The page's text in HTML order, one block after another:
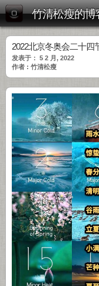
竹清松瘦的博
2022北京冬奥会二十
发表于： 5 2 月, 2022
作者 : 竹清松瘦